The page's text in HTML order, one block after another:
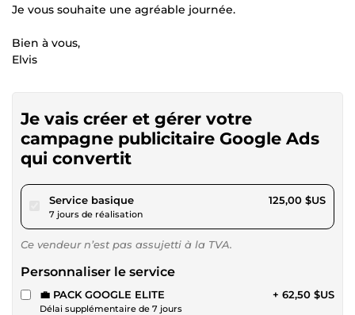
Je vous souhaite une agréable journée.
Bien à vous,
Elvis
Je vais créer et gérer votre
campagne publicitaire Google Ads
qui convertit
Service basiquepour 115,21 $US
7 jours de réalisation
125,00 $US
Ce vendeur n’est pas assujetti à la TVA.
Personnaliser le service
💼 PACK GOOGLE ELITE
Délai supplémentaire de 7 jours
+ 62,50 $US